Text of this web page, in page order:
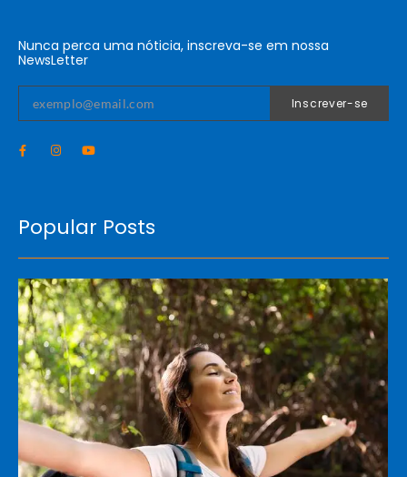
Nunca perca uma nóticia, inscreva-se em nossa
NewsLetter
Inscrever-se
Popular Posts